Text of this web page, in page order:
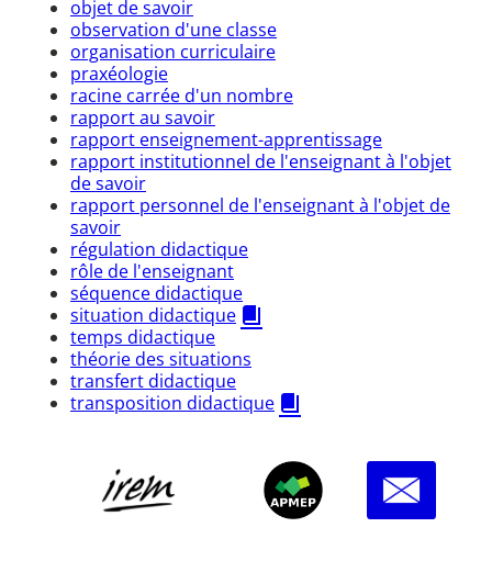
objet de savoir
observation d'une classe
organisation curriculaire
praxéologie
racine carrée d'un nombre
rapport au savoir
rapport enseignement-apprentissage
rapport institutionnel de l'enseignant à l'objet
de savoir
rapport personnel de l'enseignant à l'objet de
savoir
régulation didactique
rôle de l'enseignant
séquence didactique
situation didactique
temps didactique
théorie des situations
transfert didactique
transposition didactique